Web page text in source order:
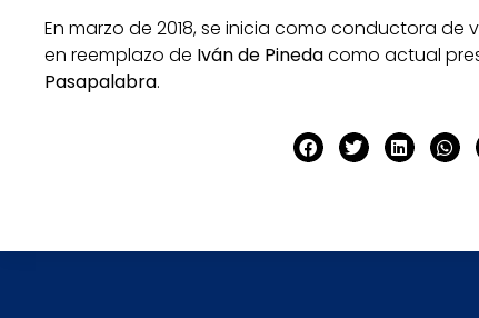
En marzo de 2018, se inicia como conductora de
en reemplazo de Iván de Pinedacomo actual
Pasapalabra.